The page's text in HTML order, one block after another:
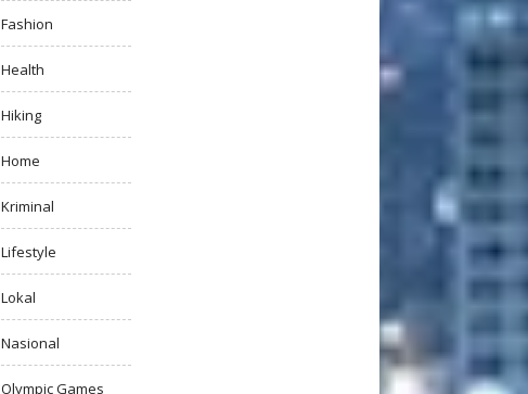
Fashion
Health
Hiking
Home
Kriminal
Lifestyle
Lokal
Nasional
Olympic Games